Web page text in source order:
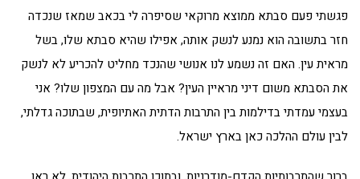
פגשתי פעם סבתא ממוצא מרוקאי שסיפרה לי בכאב שמאז שנכדה
חזר בתשובה הוא נמנע לנשק אותה, אפילו שהיא סבתא שלו, בשל
מראית עין. האם זה נשמע לנו אנושי שהנכד מחליט להכריע לא לנשק
את הסבתא משום דיני מראיין העין? אבל מה עם המצפון שלו? אני
בעצמי עמדתי בדילמות בין התרבות הדתית האתיופית, שבתוכה גדלתי,
לבין עולם ההלכה כאן בארץ ישראל.